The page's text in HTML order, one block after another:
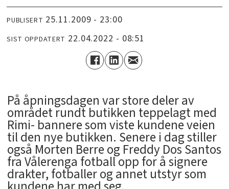
PUBLISERT 25.11.2009 - 23:00
SIST OPPDATERT 22.04.2022 - 08:51
På åpningsdagen var store deler av
området rundt butikken teppelagt med
Rimi- bannere som viste kundene veien
til den nye butikken. Senere i dag stiller
også Morten Berre og Freddy Dos Santos
fra Vålerenga fotball opp for å signere
drakter, fotballer og annet utstyr som